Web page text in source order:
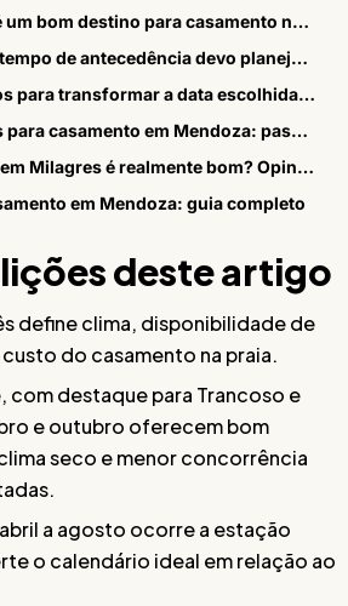
Punta Cana é um bom destino para casamento na praia? Qual é a melhor época?
Com quanto tempo de antecedência devo planejar um casamento de luxo na praia?
Próximos passos para transformar a data escolhida em celebração marcante
Documentos para casamento em Mendoza: passo a passo em 2026
Casamento em Milagres é realmente bom? Opiniões sinceras
em Mendoza: guia completo
deste artigo
define clima, disponibilidade de
do casamento na praia.
com destaque para Trancoso e
e outubro oferecem bom
seco e menor concorrência
a agosto ocorre a estação
o calendário ideal em relação ao